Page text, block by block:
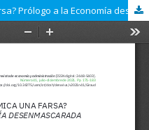
¿Es la Ciencia Económica una farsa? Prólogo a la Economía desenmascarada de Steve Keen